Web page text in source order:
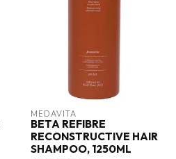
MEDAVITA
BETA REFIBRE
RECONSTRUCTIVE HAIR
SHAMPOO, 1250ML